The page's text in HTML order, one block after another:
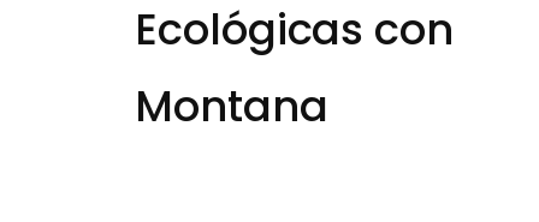
Ecológicas con
Montana